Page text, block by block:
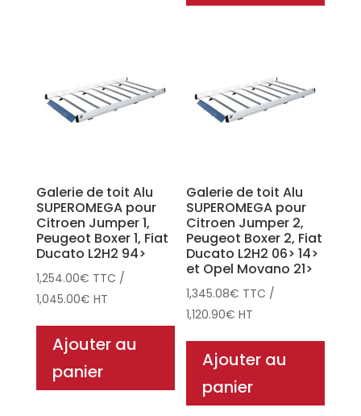
Galerie de toit Alu
SUPEROMEGA pour
Citroen Jumper 1,
Peugeot Boxer 1, Fiat
Ducato L2H2 94>
1,254.00€ TTC /
1,045.00€ HT
Ajouter au
panier
Galerie de toit Alu
SUPEROMEGA pour
Citroen Jumper 2,
Peugeot Boxer 2, Fiat
Ducato L2H2 06> 14>
et Opel Movano 21>
1,345.08€ TTC /
1,120.90€ HT
Ajouter au
panier